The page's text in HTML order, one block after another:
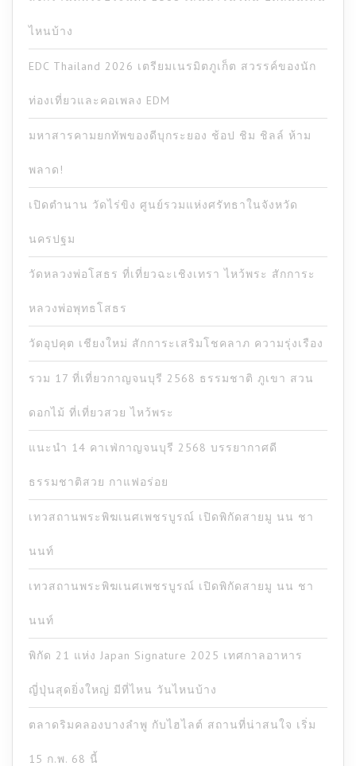
ไหนบ้าง
EDC Thailand 2026 เตรียมเนรมิตภูเก็ต สวรรค์ของนัก
ท่องเที่ยวและคอเพลง EDM
มหาสารคามยกทัพของดีบุกระยอง ช้อป ชิม ชิลล์ ห้าม
พลาด!
เปิดตำนาน วัดไร่ขิง ศูนย์รวมแห่งศรัทธาในจังหวัด
นครปฐม
วัดหลวงพ่อโสธร ที่เที่ยวฉะเชิงเทรา ไหว้พระ สักการะ
หลวงพ่อพุทธโสธร
วัดอุปคุต เชียงใหม่ สักการะเสริมโชคลาภ ความรุ่งเรือง
รวม 17 ที่เที่ยวกาญจนบุรี 2568 ธรรมชาติ ภูเขา สวน
ดอกไม้ ที่เที่ยวสวย ไหว้พระ
แนะนำ 14 คาเฟ่กาญจนบุรี 2568 บรรยากาศดี
ธรรมชาติสวย กาแฟอร่อย
เทวสถานพระพิฆเนศเพชรบูรณ์ เปิดพิกัดสายมู นน ชา
นนท์
เทวสถานพระพิฆเนศเพชรบูรณ์ เปิดพิกัดสายมู นน ชา
นนท์
พิกัด 21 แห่ง Japan Signature 2025 เทศกาลอาหาร
ญี่ปุ่นสุดยิ่งใหญ่ มีที่ไหน วันไหนบ้าง
ตลาดริมคลองบางลำพู กับไฮไลต์ สถานที่น่าสนใจ เริ่ม
15 ก.พ. 68 นี้